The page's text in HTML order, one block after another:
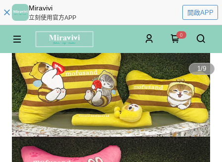
Miravivi
立刻使用官方APP
開啟APP
0
1/9